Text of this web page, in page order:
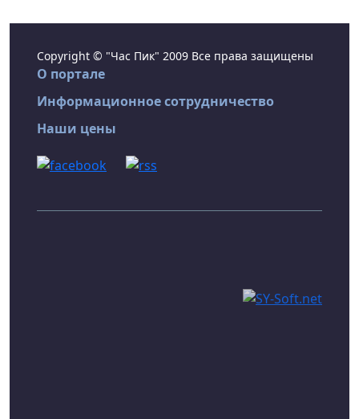
Copyright © "Час Пик" 2009 Все права защищены
О портале
Информационное сотрудничество
Наши цены